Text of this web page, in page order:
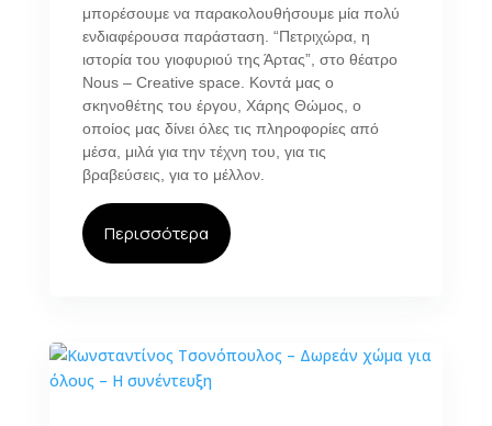
μπορέσουμε να παρακολουθήσουμε μία πολύ
ενδιαφέρουσα παράσταση. “Πετριχώρα, η
ιστορία του γιοφυριού της Άρτας”, στο θέατρο
Nous – Creative space. Κοντά μας ο
σκηνοθέτης του έργου, Χάρης Θώμος, ο
οποίος μας δίνει όλες τις πληροφορίες από
μέσα, μιλά για την τέχνη του, για τις
βραβεύσεις, για το μέλλον.
Περισσότερα